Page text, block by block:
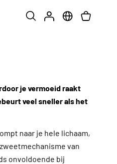
je vermoeid raakt
veel sneller als het
naar je hele lichaam,
van
onvoldoende bij